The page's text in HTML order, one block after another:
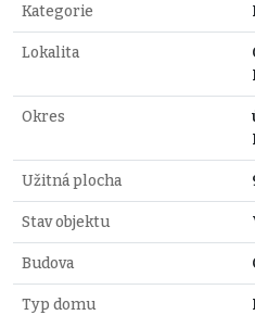
Kategorie
Lokalita
Okres
Užitná plocha
Stav objektu
Budova
Typ domu